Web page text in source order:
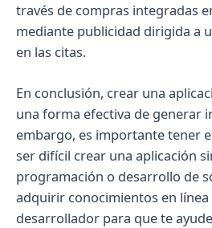
través de compras integradas
mediante publicidad dirigida a
en las citas.
En conclusión, crear una
una forma efectiva de generar
embargo, es importante tener
ser difícil crear una aplicación
programación o desarrollo de
adquirir conocimientos en
desarrollador para que te